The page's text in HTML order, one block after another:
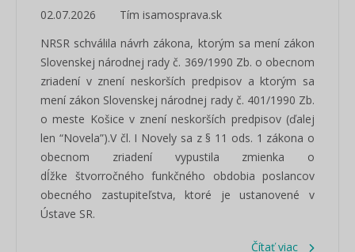
02.07.2026
Tím isamosprava.sk
NRSR schválila návrh zákona, ktorým sa mení zákon
Slovenskej národnej rady č. 369/1990 Zb. o obecnom
zriadení v znení neskorších predpisov a ktorým sa
mení zákon Slovenskej národnej rady č. 401/1990 Zb.
o meste Košice v znení neskorších predpisov (ďalej
len “Novela”).V čl. I Novely sa z § 11 ods. 1 zákona o
obecnom zriadení vypustila zmienka o
dĺžke štvorročného funkčného obdobia poslancov
obecného zastupiteľstva, ktoré je ustanovené v
Ústave SR.
Čítať viac